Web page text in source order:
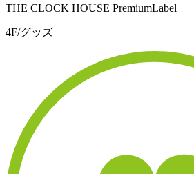
THE CLOCK HOUSE PremiumLabel
4F/グッズ